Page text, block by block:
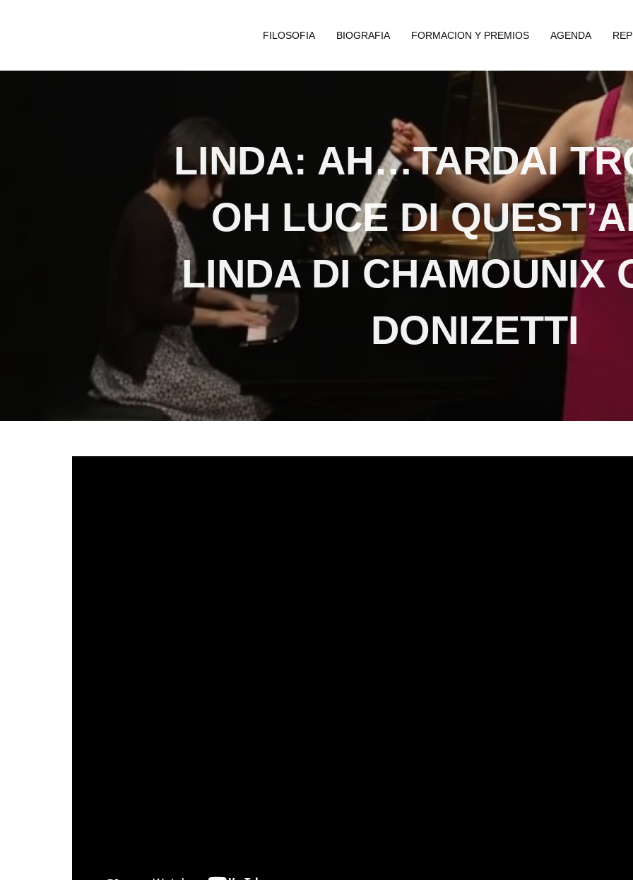
FILOSOFIA BIOGRAFIA FORMACION Y PREMIOS AGENDA
LINDA: AH…TARDAI
OH LUCE DI
LINDA DI CHAMOUNIX
DONIZETTI